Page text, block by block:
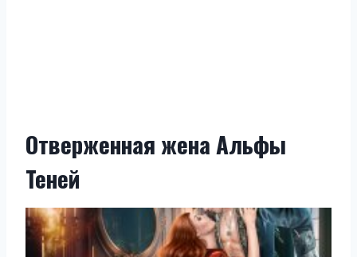
Отверженная жена Альфы
Теней